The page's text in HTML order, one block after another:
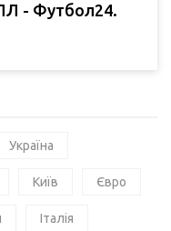
- Футбол24.
Україна
Київ Євро
Італія